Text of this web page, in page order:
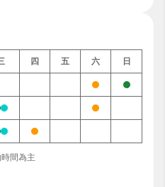
四 五 六 日
間為主